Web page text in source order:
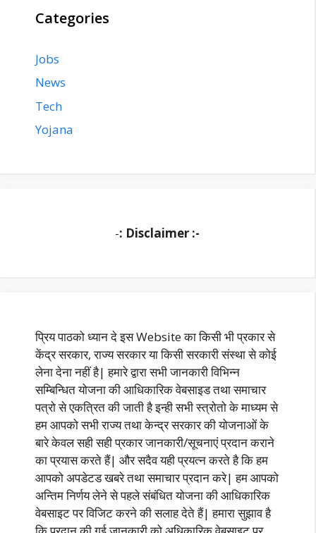
Categories
Jobs
News
Tech
Yojana
-: Disclaimer :-
प्रिय पाठको ध्यान दे इस Website का किसी भी प्रकार से
केंद्र सरकार, राज्य सरकार या किसी सरकारी संस्था से कोई
लेना देना नहीं है| हमारे द्वारा सभी जानकारी विभिन्न
सम्बिन्धित योजना की आधिकारिक वेबसाइड तथा समाचार
पत्रो से एकत्रित की जाती है इन्ही सभी स्त्रोतो के माध्यम से
हम आपको सभी राज्य तथा केन्द्र सरकार की योजनाओं के
बारे केवल सही सही प्रकार जानकारी/सूचनाएं प्रदान कराने
का प्रयास करते हैं| और सदैव यही प्रयत्न करते है कि हम
आपको अपडेटड खबरे तथा समाचार प्रदान करे| हम आपको
अन्तिम निर्णय लेने से पहले संबंधित योजना की आधिकारिक
वेबसाइट पर विजिट करने की सलाह देते हैं| हमारा सुझाव है